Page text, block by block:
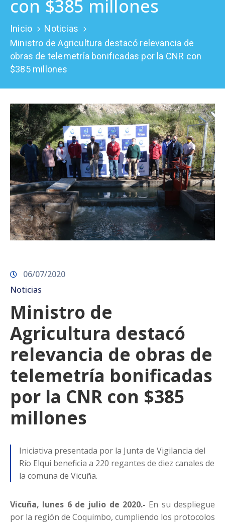
Prensa
con $385 millones
Inicio
Noticias
Ministro de Agricultura destacó relevancia de
obras de telemetría bonificadas por la CNR con
$385 millones
06/07/2020
Noticias
Ministro de
Agricultura destacó
relevancia de obras de
telemetría bonificadas
por la CNR con $385
millones
Iniciativa presentada por la Junta de Vigilancia del
Río Elqui beneficia a 220 regantes de diez canales de
la comuna de Vicuña.
Vicuña, lunes 6 de julio de 2020.- En su despliegue
por la región de Coquimbo, cumpliendo los protocolos